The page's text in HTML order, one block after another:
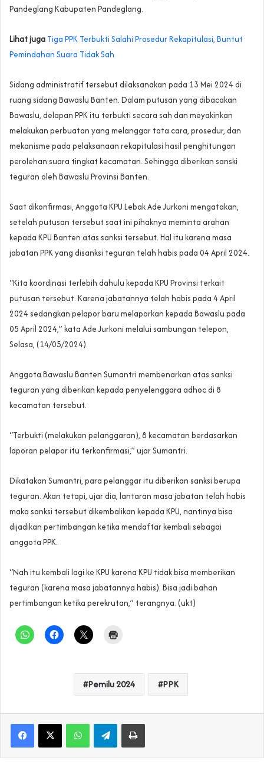
Pandeglang Kabupaten Pandeglang.
Lihat juga Tiga PPK Terbukti Salahi Prosedur Rekapitulasi, Buntut
Pemindahan Suara Tidak Sah
Sidang administratif tersebut dilaksanakan pada 13 Mei 2024 di
ruang sidang Bawaslu Banten. Dalam putusan yang dibacakan
Bawaslu, delapan PPK itu terbukti secara sah dan meyakinkan
melakukan perbuatan yang melanggar tata cara, prosedur, dan
mekanisme pada pelaksanaan rekapitulasi hasil penghitungan
perolehan suara tingkat kecamatan. Sehingga diberikan sanski
teguran oleh Bawaslu Provinsi Banten.
Saat dikonfirmasi, Anggota KPU Lebak Ade Jurkoni mengatakan,
setelah putusan tersebut saat ini pihaknya meminta arahan
kepada KPU Banten atas sanksi tersebut. Hal itu karena masa
jabatan PPK yang disanksi teguran telah habis pada 04 April 2024.
“Kita koordinasi terlebih dahulu kepada KPU Provinsi terkait
putusan tersebut. Karena jabatannya telah habis pada 4 April
2024 sedangkan pelapor baru melaporkan kepada Bawaslu pada
05 April 2024,” kata Ade Jurkoni melalui sambungan telepon,
Selasa, (14/05/2024).
Anggota Bawaslu Banten Sumantri membenarkan atas sanksi
teguran yang diberikan kepada penyelenggara adhoc di 8
kecamatan tersebut.
“Terbukti (melakukan pelanggaran), 8 kecamatan berdasarkan
laporan pelapor itu terkonfirmasi,” ujar Sumantri.
Dikatakan Sumantri, para pelanggar itu diberikan sanksi berupa
teguran. Akan tetapi, ujar dia, lantaran masa jabatan telah habis
maka sanksi tersebut dikembalikan kepada KPU, nantinya bisa
dijadikan pertimbangan ketika mendaftar kembali sebagai
anggota PPK.
“Nah itu kembali lagi ke KPU karena KPU tidak bisa memberikan
teguran (karena masa jabatannya habis). Bisa jadi bahan
pertimbangan ketika perekrutan,” terangnya. (ukt)
Pemilu 2024 PPK
WhatsAppTelegramPrint